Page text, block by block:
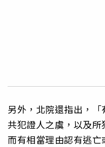
另外，北院還指出，
共犯證人之虞，以及
而有相當理由認有逃